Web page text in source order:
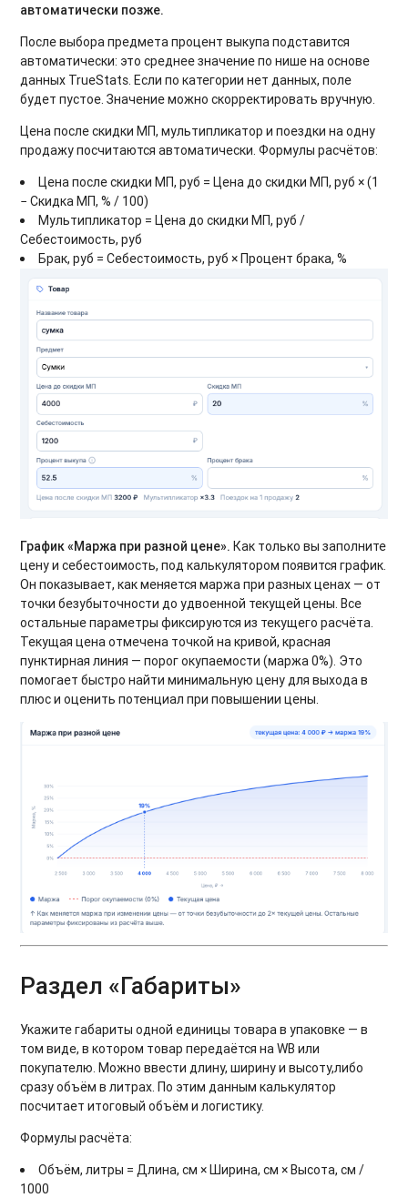
автоматически позже.
После выбора предмета процент выкупа подставится
автоматически: это среднее значение по нише на основе
данных TrueStats. Если по категории нет данных, поле
будет пустое. Значение можно скорректировать вручную.
Цена после скидки МП, мультипликатор и поездки на одну
продажу посчитаются автоматически. Формулы расчётов:
Цена после скидки МП, руб = Цена до скидки МП, руб × (1
− Скидка МП, % / 100)
Мультипликатор = Цена до скидки МП, руб /
Себестоимость, руб
Брак, руб = Себестоимость, руб × Процент брака, %
График «Маржа при разной цене». Как только вы заполните
цену и себестоимость, под калькулятором появится график.
Он показывает, как меняется маржа при разных ценах — от
точки безубыточности до удвоенной текущей цены. Все
остальные параметры фиксируются из текущего расчёта.
Текущая цена отмечена точкой на кривой, красная
пунктирная линия — порог окупаемости (маржа 0%). Это
помогает быстро найти минимальную цену для выхода в
плюс и оценить потенциал при повышении цены.
Раздел «Габариты»
Укажите габариты одной единицы товара в упаковке — в
том виде, в котором товар передаётся на WB или
покупателю. Можно ввести длину, ширину и высоту,либо
сразу объём в литрах. По этим данным калькулятор
посчитает итоговый объём и логистику.
Формулы расчёта:
Объём, литры = Длина, см × Ширина, см × Высота, см /
1000